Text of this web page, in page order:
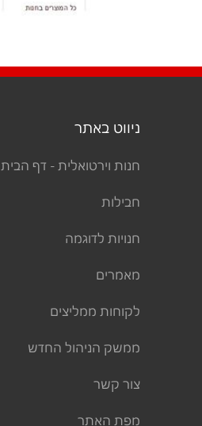
ניווט באתר
חנות וירטואלית - דף הבית
חבילות
חנויות לדוגמה
מאמרים
לקוחות ממליצים
ממשק הניהול החדש
צור קשר
מפת האתר